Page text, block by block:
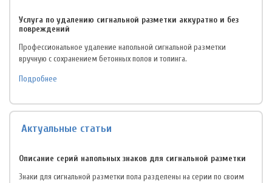
Услуга по удалению сигнальной разметки аккуратно и без
повреждений
Профессиональное удаление напольной сигнальной разметки
вручную с сохранением бетонных полов и топинга.
Подробнее
Актуальные статьи
Описание серий напольных знаков для сигнальной разметки
Знаки для сигнальной разметки пола разделены на серии по своим